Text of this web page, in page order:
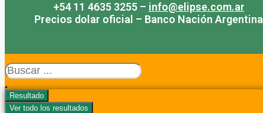
+54 11 4635 3255 – info@elipse.com.ar
Precios dolar oficial – Banco Nación Argentina
Search
...
Resultado
Ver todo los resultados